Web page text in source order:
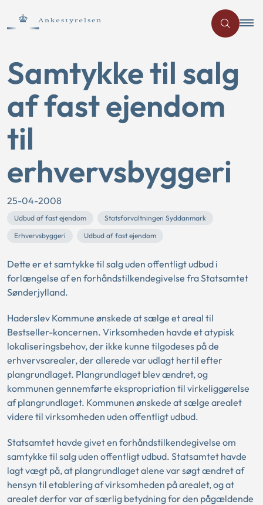
Samtykke til salg
af fast ejendom
til
erhvervsbyggeri
25-04-2008
Udbud af fast ejendom
Statsforvaltningen Syddanmark
Erhvervsbyggeri
Udbud af fast ejendom
Dette er et samtykke til salg uden offentligt udbud i
forlængelse af en forhåndstilkendegivelse fra Statsamtet
Sønderjylland.
Haderslev Kommune ønskede at sælge et areal til
Bestseller-koncernen. Virksomheden havde et atypisk
lokaliseringsbehov, der ikke kunne tilgodeses på de
erhvervsarealer, der allerede var udlagt hertil efter
plangrundlaget. Plangrundlaget blev ændret, og
kommunen gennemførte ekspropriation til virkeliggørelse
af plangrundlaget. Kommunen ønskede at sælge arealet
videre til virksomheden uden offentligt udbud.
Statsamtet havde givet en forhåndstilkendegivelse om
samtykke til salg uden offentligt udbud. Statsamtet havde
lagt vægt på, at plangrundlaget alene var søgt ændret af
hensyn til etablering af virksomheden på arealet, og at
arealet derfor var af særlig betydning for den pågældende